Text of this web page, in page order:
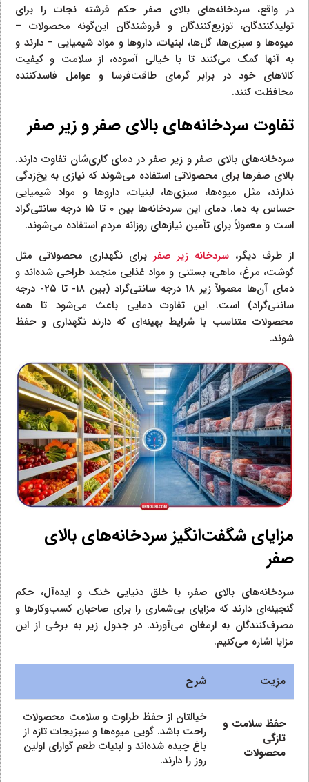
در واقع، سردخانه‌های بالای صفر حکم فرشته نجات را برای
تولیدکنندگان، توزیع‌کنندگان و فروشندگان این‌گونه محصولات –
میوه‌ها و سبزی‌ها، گل‌ها، لبنیات، داروها و مواد شیمیایی – دارند و
به آنها کمک می‌کنند تا با خیالی آسوده، از سلامت و کیفیت
کالاهای خود در برابر گرمای طاقت‌فرسا و عوامل فاسدکننده
محافظت کنند.
تفاوت سردخانه‌های بالای صفر و زیر صفر
سردخانه‌های بالای صفر و زیر صفر در دمای کاری‌شان تفاوت دارند.
بالای صفرها برای محصولاتی استفاده می‌شوند که نیازی به یخ‌زدگی
ندارند، مثل میوه‌ها، سبزی‌ها، لبنیات، داروها و مواد شیمیایی
حساس به دما. دمای این سردخانه‌ها بین ۰ تا ۱۵ درجه سانتی‌گراد
است و معمولاً برای تأمین نیازهای روزانه مردم استفاده می‌شوند.
از طرف دیگر، سردخانه‌ زیر صفر برای نگهداری محصولاتی مثل
گوشت، مرغ، ماهی، بستنی و مواد غذایی منجمد طراحی شده‌اند و
دمای آن‌ها معمولاً زیر ۱۸ درجه سانتی‌گراد (بین ۱۸- تا ۲۵- درجه
سانتی‌گراد) است. این تفاوت دمایی باعث می‌شود تا همه
محصولات متناسب با شرایط بهینه‌ای که دارند نگهداری و حفظ
شوند.
مزایای شگفت‌انگیز سردخانه‌های بالای
صفر
سردخانه‌های بالای صفر، با خلق دنیایی خنک و ایده‌آل، حکم
گنجینه‌ای دارند که مزایای بی‌شماری را برای صاحبان کسب‌وکارها و
مصرف‌کنندگان به ارمغان می‌آورند. در جدول زیر به برخی از این
مزایا اشاره می‌کنیم.
مزیت شرح
حفظ سلامت و
تازگی
محصولات
خیالتان از حفظ طراوت و سلامت محصولات
راحت باشد. گویی میوه‌ها و سبزیجات تازه از
باغ چیده شده‌اند و لبنیات طعم گوارای اولین
روز را دارند.